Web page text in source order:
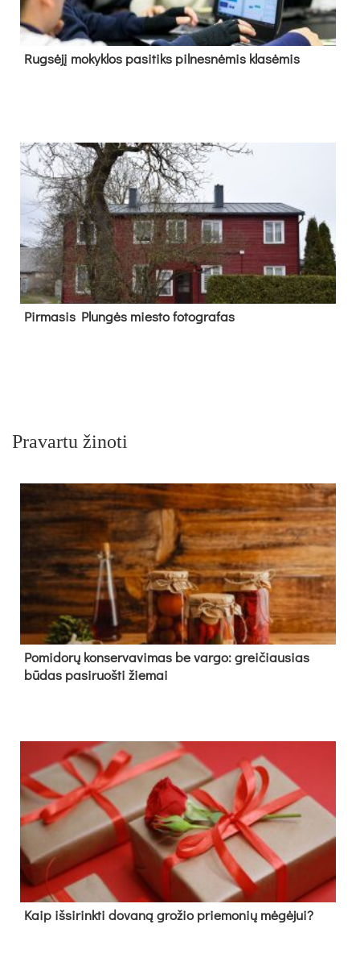
Rug­sė­jį mo­kyk­los pa­si­tiks pil­nes­nė­mis kla­sė­mis
Pir­ma­sis Plun­gės mies­to fo­tog­ra­fas
Pravartu žinoti
Pomidorų konservavimas be vargo: greičiausias
būdas pasiruošti žiemai
Kaip išsirinkti dovaną grožio priemonių mėgėjui?